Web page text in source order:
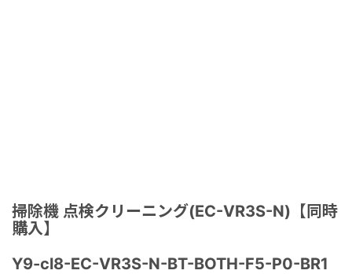
掃除機 点検クリーニング(EC-VR3S-N)【同時
購入】
Y9-cl8-EC-VR3S-N-BT-BOTH-F5-P0-BR1